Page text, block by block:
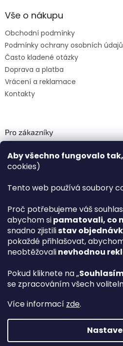
Aby všechno fungovalo
cookies)
Tento web používá soubory
Proč potřebujeme váš
abychom sipamatovali, co
snadno zjistilistav
pokaždé přihlašovat,
neobtěžovalinevhodnou
Pokud kliknete na „
se zpracováním všech
Více informací zde.
Vše o nákupu
Obchodní podmínky
Podmínky ochrany osobních údajů
Často kladené otázky
Doprava a platba
Vrácení a reklamace
Kontakty
Pro zákazníky
Recenze ✅
Věrnostní program PLAZA Bonus™
Plaza.cz slevové kódy a kupóny
Registrace
Přihlášení
PLAZA B2B™ VELKOOBCHOD
Vyhledávač návodů
hp
Vytvořil